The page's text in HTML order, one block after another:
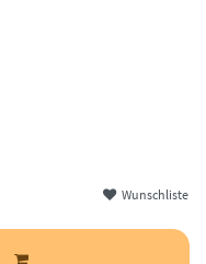
Wunschliste